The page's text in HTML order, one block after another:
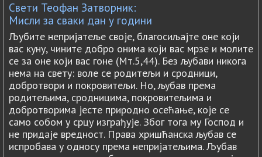
Свети Теофан Затворник:
Мисли за сваки дан у години
Љубите непријатеље своје, благосиљајте оне који
вас куну, чините добро онима који вас мрзе и молите
се за оне који вас гоне (Мт.5,44). Без љубави никога
нема на свету: воле се родитељи и сродници,
добротвори и покровитељи. Но, љубав према
родитељима, сродницима, покровитељима и
добротворима јесте природно осећање, које се
само собом у срцу изграђује. Због тога му Господ и
не придаје вредност. Права хришћанска љубав се
испробава у односу према непријатељима. Љубав